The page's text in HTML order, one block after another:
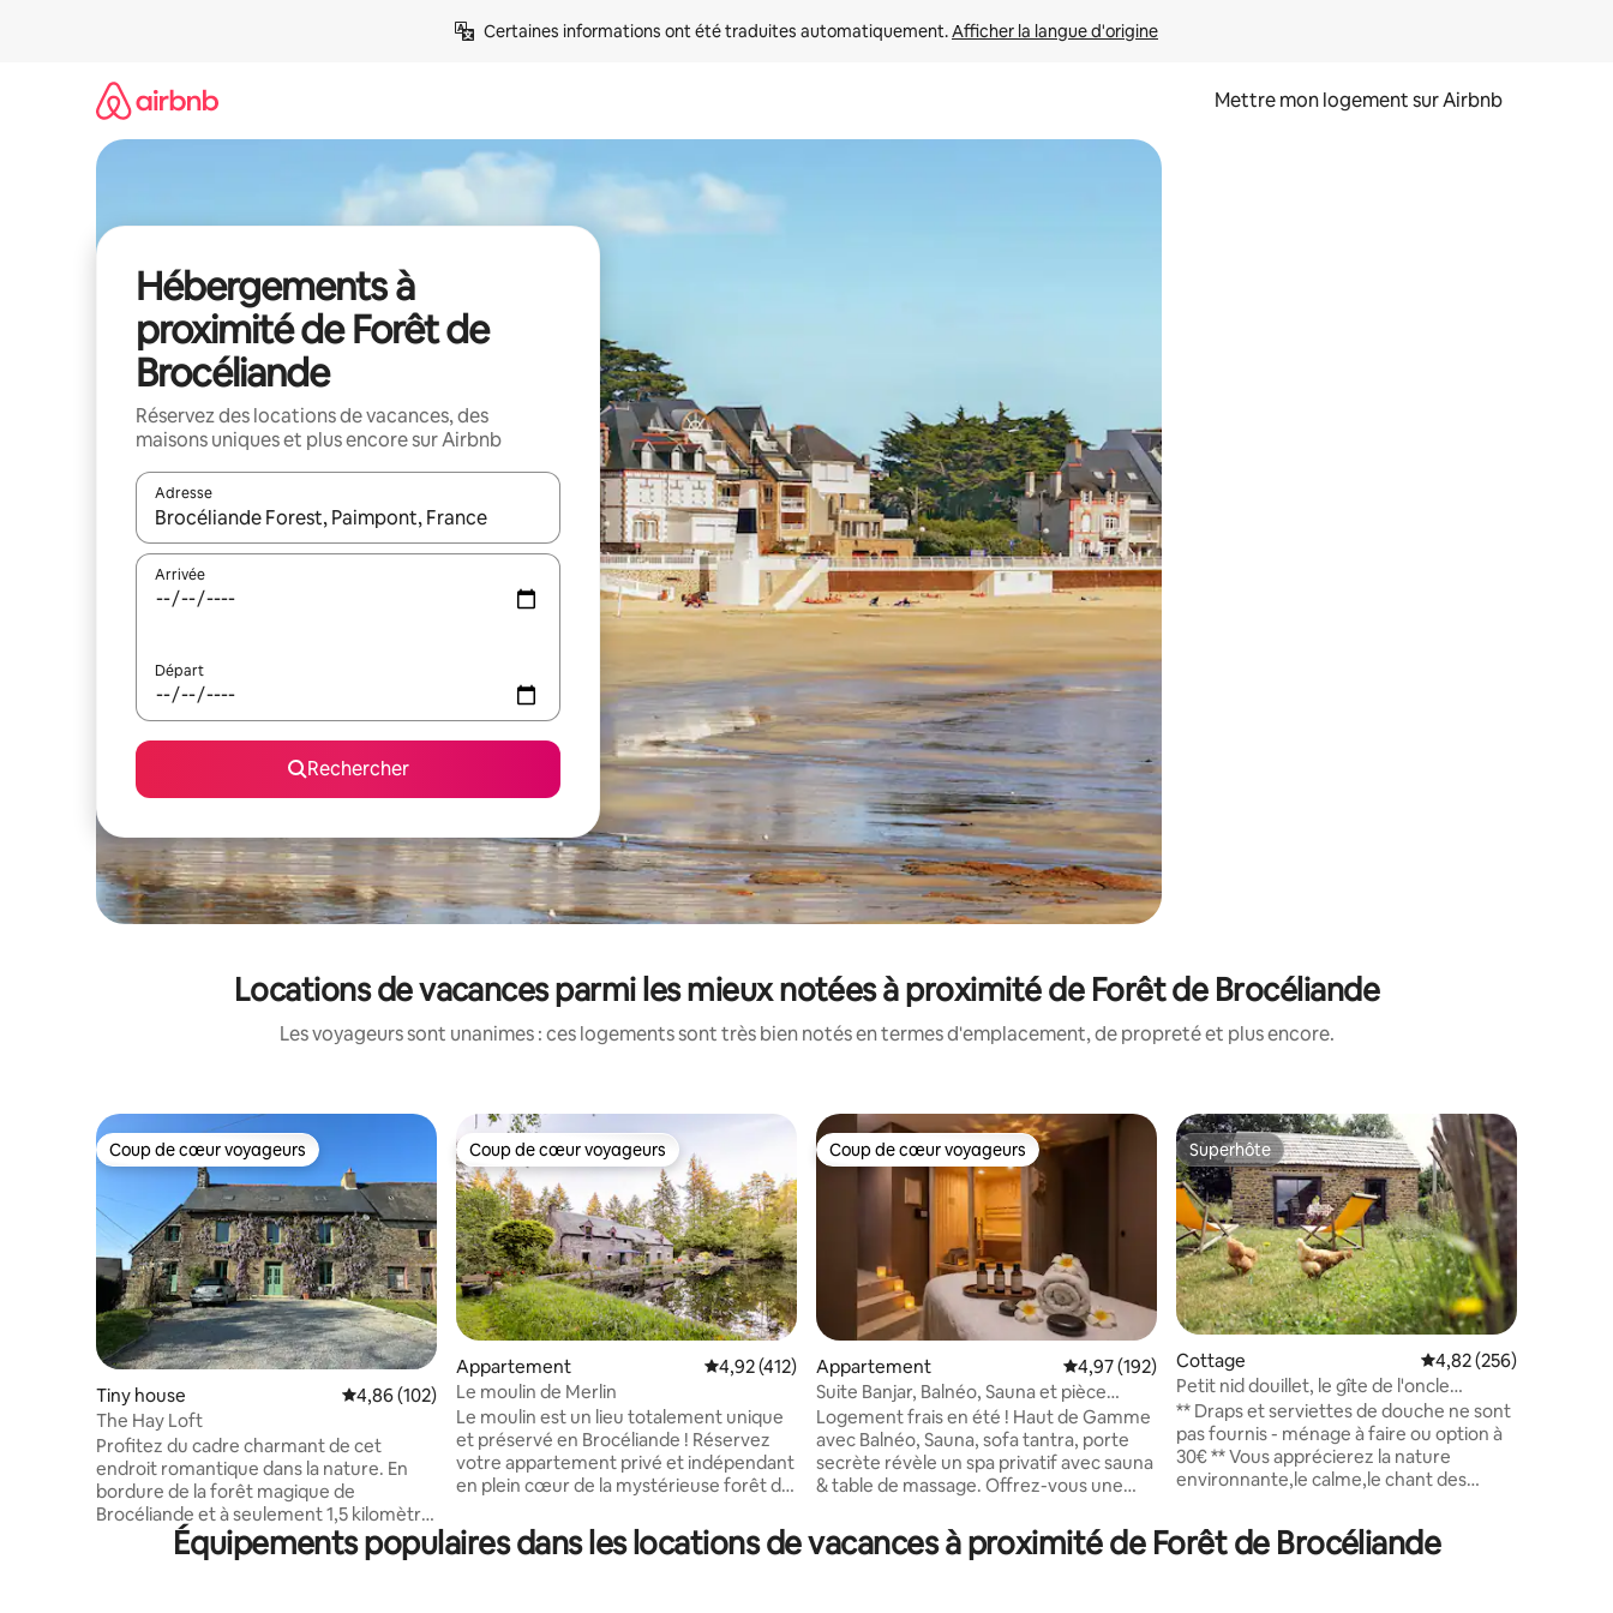
Certaines informations ont été traduites automatiquement. Afficher la langue d'origine
Mettre mon logement sur Airbnb
Hébergements à
proximité de Forêt de
Brocéliande
Réservez des locations de vacances, des
maisons uniques et plus encore sur Airbnb
Adresse
Lorsque les résultats s'affichent, utilisez les flèches vers le haut et vers le bas pour les parcourir ou en appuyant et en faisant glisser.
Arrivée
Départ
Rechercher
Locations de vacances parmi les mieux notées à proximité de Forêt de Brocéliande
Les voyageurs sont unanimes : ces logements sont très bien notés en termes d'emplacement, de propreté et plus encore.
Coup de cœur voyageurs
Coup de cœur voyageurs
Tiny house Évaluation moyenne sur la base de 102 commentaires : 4,86 sur 5
4,86 (102)
The Hay Loft
Profitez du cadre charmant de cet
endroit romantique dans la nature. En
bordure de la forêt magique de
Brocéliande et à seulement 1,5 kilomètre
à pied du village de Neant-sur-Yvel.
Également à seulement quelques
Coup de cœur voyageurs
Coup de cœur voyageurs
Appartement Évaluation moyenne sur la base de 412 commentaires : 4,92 sur 5
4,92 (412)
Le moulin de Merlin
Le moulin est un lieu totalement unique
et préservé en Brocéliande ! Réservez
votre appartement privé et indépendant
en plein cœur de la mystérieuse forêt de
avec toutes les prestations haut de
gamme, vous êtes à 5 min à pieds du
Coup de cœur voyageurs
Coup de cœur voyageurs
Appartement Évaluation moyenne sur la base de 192 commentaires : 4,97 sur 5
4,97 (192)
Suite Banjar, Balnéo, Sauna et pièce
secrète
Logement frais en été ! Haut de Gamme
avec Balnéo, Sauna, sofa tantra, porte
secrète révèle un spa privatif avec sauna
& table de massage. Offrez-vous une
logement inspiré de Bali de 66 m² pour 2
personnes. Tout confort : • Suite avec lit
Superhôte
Superhôte
Cottage Évaluation moyenne
4,82 (256)
Petit nid douillet, le gîte de l'oncle
Edmond
** Draps et serviettes de douche ne sont
pas fournis - ménage à faire ou option à
30€ ** Vous apprécierez la nature
environnante,le calme,le chant des
hameau avec des voisins très
sympathiques.C'est un endroit idéal pour
Équipements populaires dans les locations de vacances à proximité de Forêt de Brocéliande